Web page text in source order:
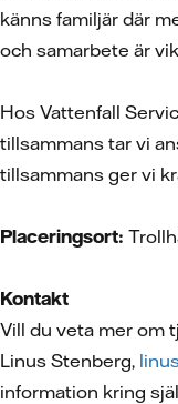
känns familjär där
och samarbete är
Hos Vattenfall
tillsammans tar vi
tillsammans ger vi
Placeringsort:
Kontakt
Vill du veta mer om
Linus Stenberg,
information kring